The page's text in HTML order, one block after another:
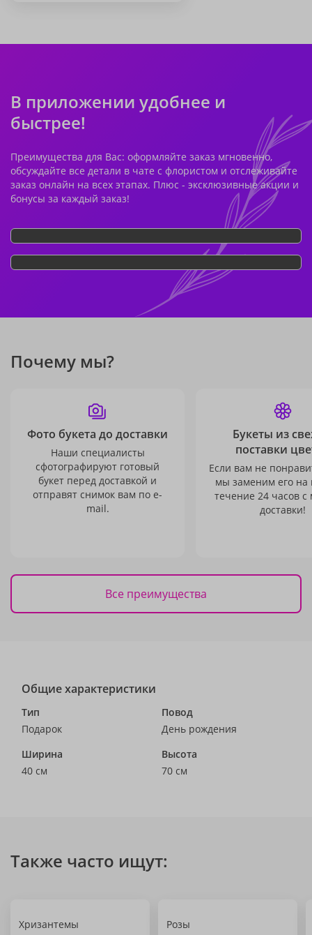
В приложении удобнее и
быстрее!
Преимущества для Вас: оформляйте заказ мгновенно,
обсуждайте все детали в чате с флористом и отслеживайте
заказ онлайн на всех этапах. Плюс - эксклюзивные акции и
бонусы за каждый заказ!
Почему мы?
Фото букета до доставки
Наши специалисты
сфотографируют готовый
букет перед доставкой и
отправят снимок вам по e-
mail.
Букеты из
поставки
Если вам не
мы заменим его на
течение 24 часов с
доставки!
Все преимущества
Общие характеристики
Тип
Подарок
Повод
День рождения
Ширина
40 см
Высота
70 см
Также часто ищут:
Хризантемы Розы